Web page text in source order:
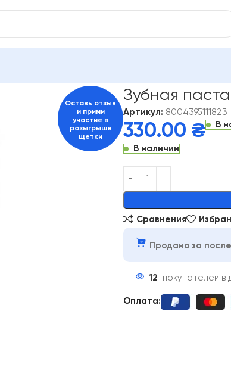
Оставь отзыв
и прими
участие в
розыгрыше
щетки
Зубная
Артикул: 8004395111823
330.00 ₴ В
В наличии
Alternative:
Сравнения
Продано за
12 покупателей
Оплата: